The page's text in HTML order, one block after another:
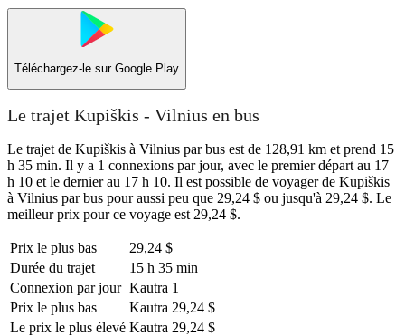
Téléchargez-le sur Google Play
Le trajet Kupiškis - Vilnius en bus
Le trajet de Kupiškis à Vilnius par bus est de 128,91 km et prend 15
h 35 min. Il y a 1 connexions par jour, avec le premier départ au 17
h 10 et le dernier au 17 h 10. Il est possible de voyager de Kupiškis
à Vilnius par bus pour aussi peu que 29,24 $ ou jusqu'à 29,24 $. Le
meilleur prix pour ce voyage est 29,24 $.
Prix ​​le plus bas
29,24 $
Durée du trajet
15 h 35 min
Connexion par jour Kautra 1
Prix ​​le plus bas
Kautra 29,24 $
Le prix le plus élevé Kautra 29,24 $